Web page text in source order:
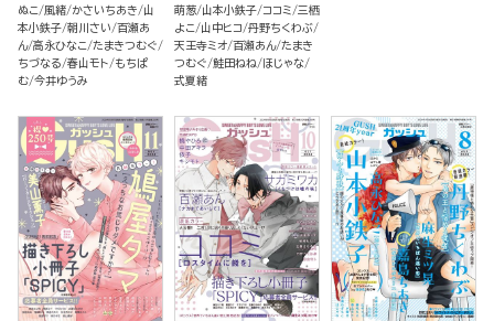
ぬこ
風緒 かさいちあき
山
本小鉄子 朝川さい 百瀬あ
ん 高永ひなこ たまきつむぐ
ちづなる 春山モト
もちぱ
む 今井ゆうみ
萌葱 山本小鉄子 ココミ 三栖
よこ
山中ヒコ 丹野ちくわぶ
天王寺ミオ 百瀬あん たまき
つむぐ 鮭田ねね
ほじゃな
式夏緒